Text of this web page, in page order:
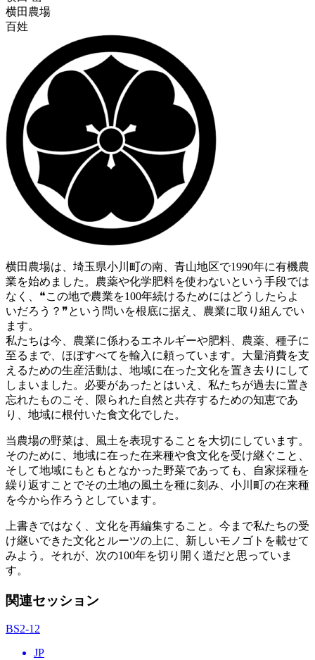
横田農場
百姓
横田農場は、埼玉県小川町の南、青山地区で1990年に有機農
業を始めました。農薬や化学肥料を使わないという手段では
なく、❝この地で農業を100年続けるためにはどうしたらよ
いだろう？❞という問いを根底に据え、農業に取り組んでい
ます。
私たちは今、農業に係わるエネルギーや肥料、農薬、種子に
至るまで、ほぼすべてを輸入に頼っています。大量消費を支
えるための生産活動は、地域に在った文化を置き去りにして
しまいました。必要があったとはいえ、私たちが過去に置き
忘れたものこそ、限られた自然と共存するための知恵であ
り、地域に根付いた食文化でした。
当農場の野菜は、風土を表現することを大切にしています。
そのために、地域に在った在来種や食文化を受け継ぐこと、
そして地域にもともとなかった野菜であっても、自家採種を
繰り返すことでその土地の風土を種に刻み、小川町の在来種
を今から作ろうとしています。
上書きではなく、文化を再編集すること。今まで私たちの受
け継いできた文化とルーツの上に、新しいモノゴトを載せて
みよう。それが、次の100年を切り開く道だと思っていま
す。
関連セッション
BS2-12
JP